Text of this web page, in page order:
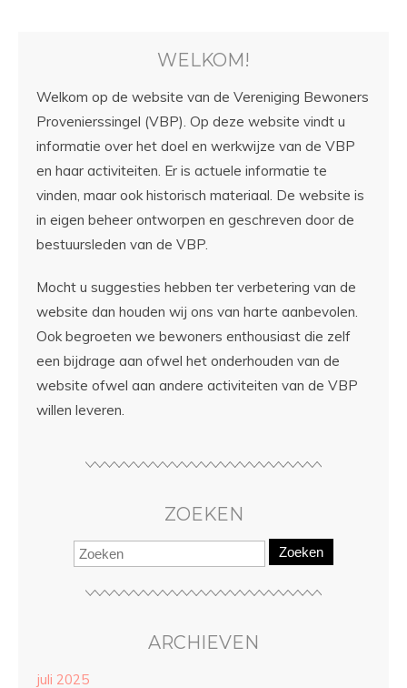
WELKOM!
Welkom op de website van de Vereniging Bewoners
Provenierssingel (VBP). Op deze website vindt u
informatie over het doel en werkwijze van de VBP
en haar activiteiten. Er is actuele informatie te
vinden, maar ook historisch materiaal. De website is
in eigen beheer ontworpen en geschreven door de
bestuursleden van de VBP.
Mocht u suggesties hebben ter verbetering van de
website dan houden wij ons van harte aanbevolen.
Ook begroeten we bewoners enthousiast die zelf
een bijdrage aan ofwel het onderhouden van de
website ofwel aan andere activiteiten van de VBP
willen leveren.
ZOEKEN
Zoeken
ARCHIEVEN
juli 2025